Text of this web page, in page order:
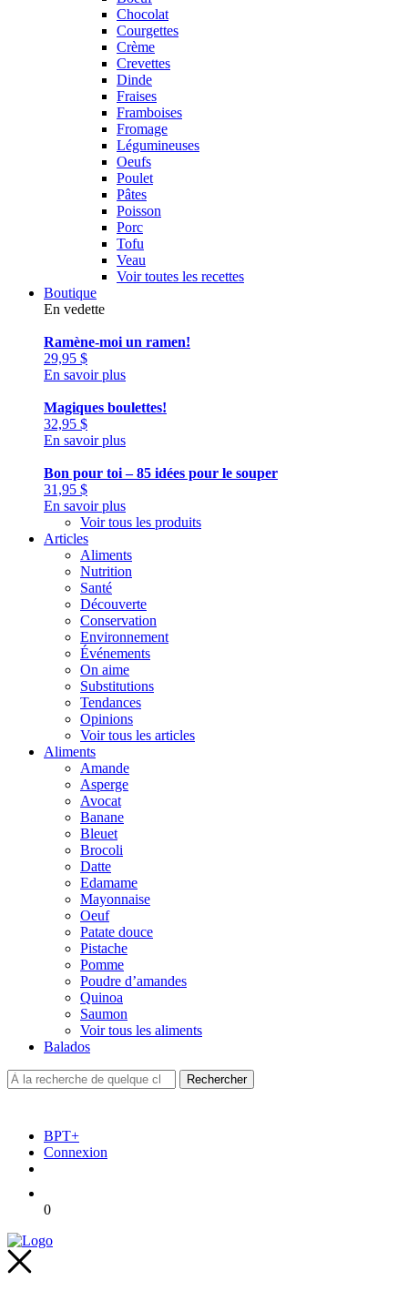
Chocolat
Courgettes
Crème
Crevettes
Dinde
Fraises
Framboises
Fromage
Légumineuses
Oeufs
Poulet
Pâtes
Poisson
Porc
Tofu
Veau
Voir toutes les recettes
Boutique
En vedette
Ramène-moi un ramen!
29,95 $
En savoir plus
Magiques boulettes!
32,95 $
En savoir plus
Bon pour toi – 85 idées pour le souper
31,95 $
En savoir plus
Voir tous les produits
Articles
Aliments
Nutrition
Santé
Découverte
Conservation
Environnement
Événements
On aime
Substitutions
Tendances
Opinions
Voir tous les articles
Aliments
Amande
Asperge
Avocat
Banane
Bleuet
Brocoli
Datte
Edamame
Mayonnaise
Oeuf
Patate douce
Pistache
Pomme
Poudre d’amandes
Quinoa
Saumon
Voir tous les aliments
Balados
BPT+
Connexion
0